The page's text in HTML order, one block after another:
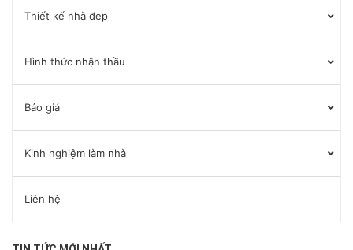
Thiết kế nhà đẹp
Hình thức nhận thầu
Báo giá
Kinh nghiệm làm nhà
Liên hệ